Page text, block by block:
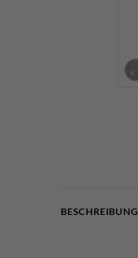
BESCHREIBUNG